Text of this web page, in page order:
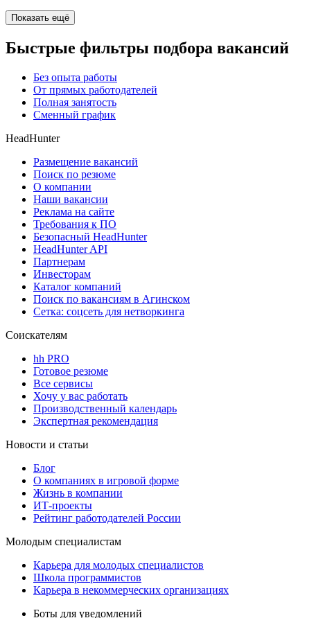
Показать ещё
Быстрые фильтры подбора вакансий
Без опыта работы
От прямых работодателей
Полная занятость
Сменный график
HeadHunter
Размещение вакансий
Поиск по резюме
О компании
Наши вакансии
Реклама на сайте
Требования к ПО
Безопасный HeadHunter
HeadHunter API
Партнерам
Инвесторам
Каталог компаний
Поиск по вакансиям в Агинском
Сетка: соцсеть для нетворкинга
Соискателям
hh PRO
Готовое резюме
Все сервисы
Хочу у вас работать
Производственный календарь
Экспертная рекомендация
Новости и статьи
Блог
О компаниях в игровой форме
Жизнь в компании
ИТ-проекты
Рейтинг работодателей России
Молодым специалистам
Карьера для молодых специалистов
Школа программистов
Карьера в некоммерческих организациях
Боты для уведомлений